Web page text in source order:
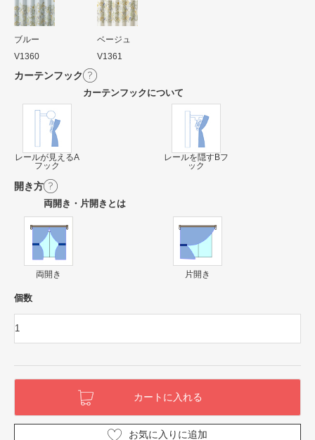
ブルー
V1360
ベージュ
V1361
カーテンフック
カーテンフックについて
レールが見えるA
フック
レールを隠すBフ
ック
開き方
両開き・片開きとは
両開き 片開き
個数
お気に入りに追加